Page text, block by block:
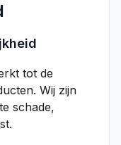
tot de
Wij zijn
schade,